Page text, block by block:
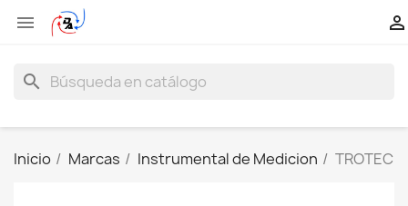
 
search
Inicio Marcas Instrumental de Medicion TROTEC